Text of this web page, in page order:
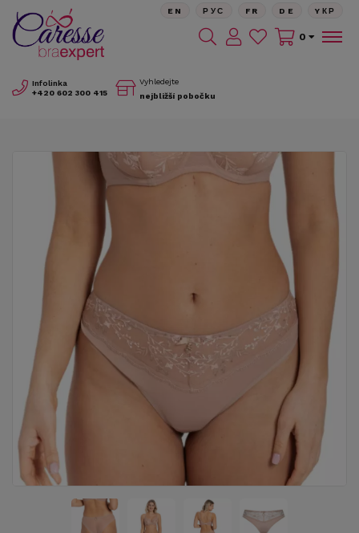
Infolinka
+420 602 300 415
Vyhledejte
nejbližší pobočku
EN РУС FR DE YКР
0